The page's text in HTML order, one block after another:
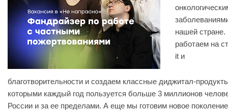
нашей
работаем на
it и
благотворительности и создаем классные диджитал-
которыми каждый год пользуется больше 3 миллионов
России и за ее пределами. А еще мы готовим новое поколение